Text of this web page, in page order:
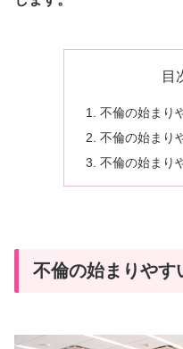
目
不倫の始まり
不倫の始まり
不倫の始まり
不倫の始まりやす